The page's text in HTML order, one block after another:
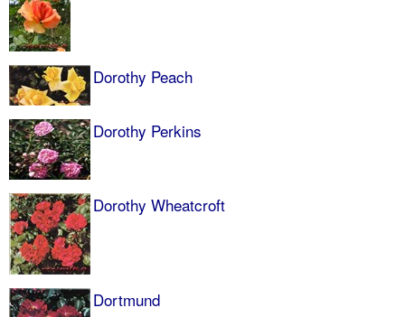
Dorothy Peach
Dorothy Perkins
Dorothy Wheatcroft
Dortmund